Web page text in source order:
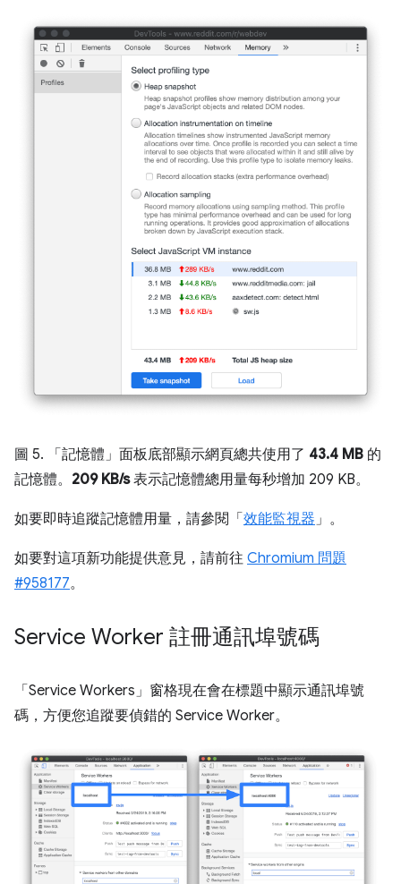
圖 5. 「記憶體」面板底部顯示網頁總共使用了 43.4 MB 的
記憶體。 209 KB/s表示記憶體總用量每秒增加 209 KB。
如要即時追蹤記憶體用量，請參閱「效能監視器 」。
如要對這項新功能提供意見，請前往 Chromium 問題
#958177。
Service Worker 註冊通訊埠號碼
「Service Workers」 窗格現在會在標題中顯示通訊埠號
碼，方便您追蹤要偵錯的 Service Worker。